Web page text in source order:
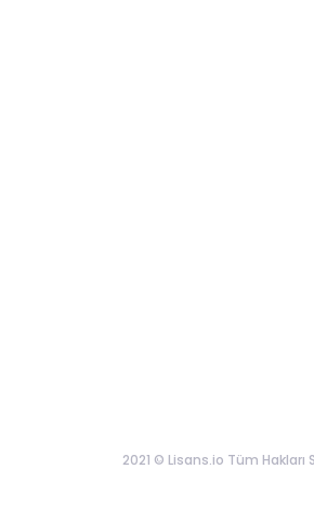
2021 © Lisans.io Tüm Hakları